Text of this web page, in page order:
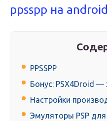
ppsspp на android
PPSSPP
Бонус: PSX4Droid —
Настройки
Эмуляторы PSP